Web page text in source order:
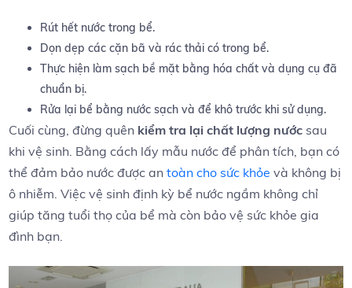
Rút hết⁣ nước ​trong bể.
Dọn dẹp các⁢ cặn bã ⁤và rác thải có trong bể.
Thực hiện làm⁤ sạch bề mặt bằng hóa chất và dụng cụ đã‌
chuẩn bị.
Rửa⁤ lại bể bằng nước sạch và để khô trước khi ⁣sử‌ dụng.
Cuối ‌cùng, đừng‌ quên kiểm tra lại chất lượng nước sau
khi vệ sinh. Bằng cách ​lấy ​mẫu nước để ‍phân tích, bạn⁢ có
thể đảm bảo nước được⁤ an ⁣toàn cho sức khỏe và‌ không bị
ô nhiễm. Việc ‍vệ sinh định kỳ bể nước ngầm ‌không chỉ
giúp ⁣tăng tuổi thọ của bể mà còn bảo vệ sức khỏe gia
đình bạn.